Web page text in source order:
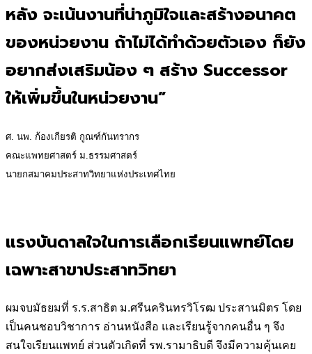
หลัง จะเน้นงานที่น่าภูมิใจและสร้างอนาคต
ของหน่วยงาน ถ้าไม่ได้ทำด้วยตัวเอง ก็ยัง
อยากส่งเสริมน้อง ๆ สร้าง Successor
ให้เพิ่มขึ้นในหน่วยงาน”
ศ. นพ. ก้องเกียรติ กูณฑ์กันทรากร
คณะแพทยศาสตร์ ม.ธรรมศาสตร์
นายกสมาคมประสาทวิทยาแห่งประเทศไทย
แรงบันดาลใจในการเลือกเรียนแพทย์โดย
เฉพาะสาขาประสาทวิทยา
ผมจบมัธยมที่ ร.ร.สาธิต ม.ศรีนครินทรวิโรฒ ประสานมิตร โดย
เป็นคนชอบวิชาการ อ่านหนังสือ และเรียนรู้จากคนอื่น ๆ จึง
สนใจเรียนแพทย์ ส่วนตัวเกิดที่ รพ.รามาธิบดี จึงมีความคุ้นเคย